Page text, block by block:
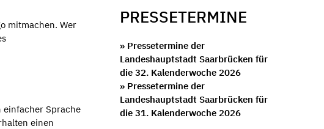
mitmachen. Wer
einfacher Sprache
einen
PRESSETERMINE
» Pressetermine der
Landeshauptstadt Saarbrücken für
die 32. Kalenderwoche 2026
» Pressetermine der
Landeshauptstadt Saarbrücken für
die 31. Kalenderwoche 2026